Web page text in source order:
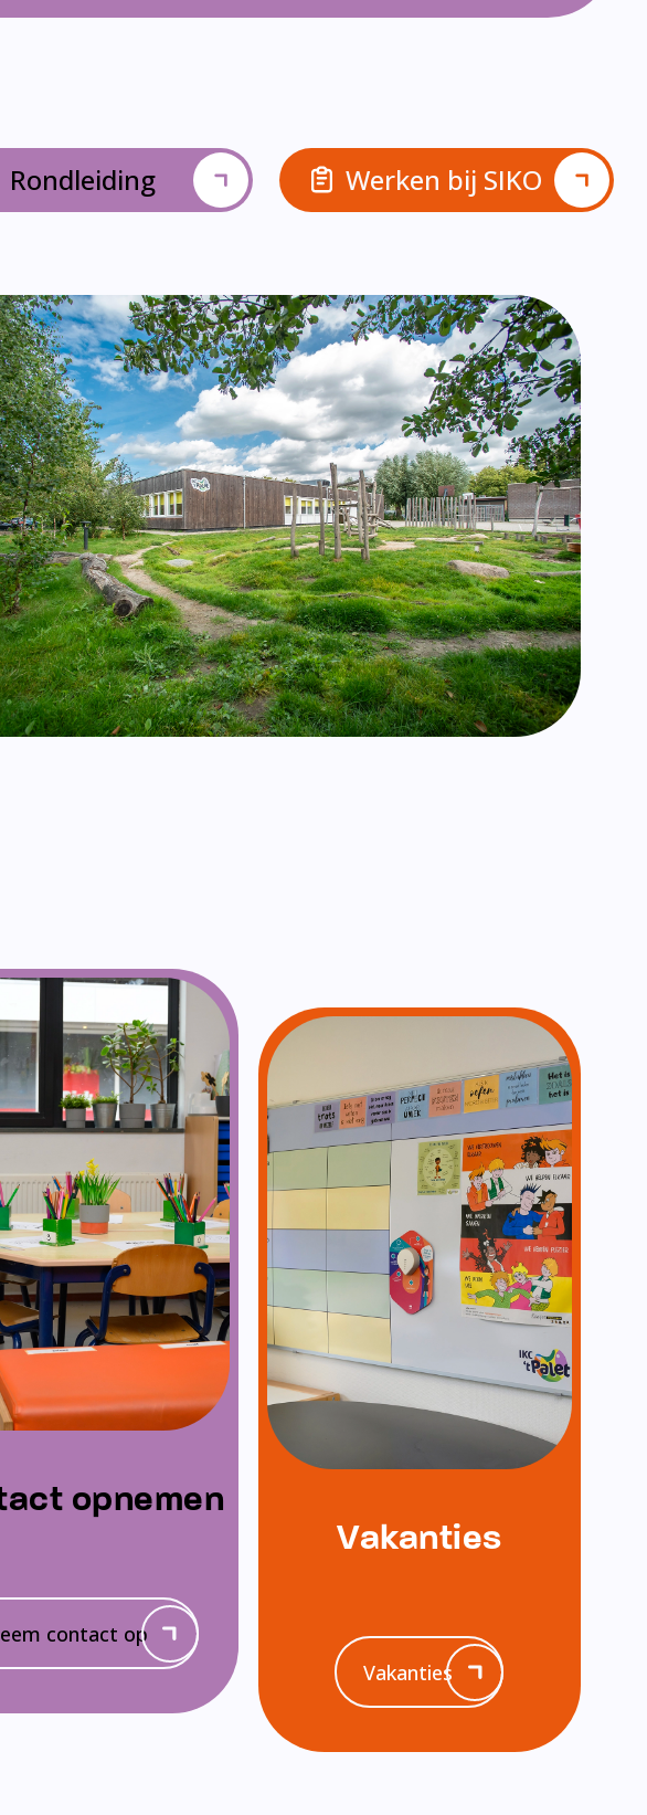
Rondleiding Werken bij SIKO
opnemen
contact op
Vakanties
Vakanties